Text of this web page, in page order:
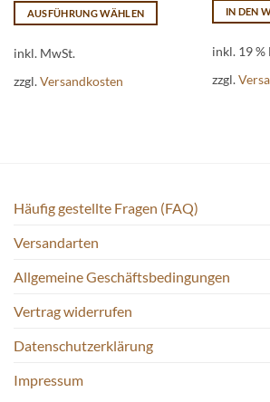
AUSFÜHRUNG WÄHLEN
Produkt
mehrere
auf
Produktseite
werden
inkl. MwSt.
zzgl.Versandkosten
IN DEN
inkl. 19 %
zzgl.
Häufig gestellte Fragen (FAQ)
Versandarten
Allgemeine Geschäftsbedingungen
Vertrag widerrufen
Datenschutzerklärung
Impressum